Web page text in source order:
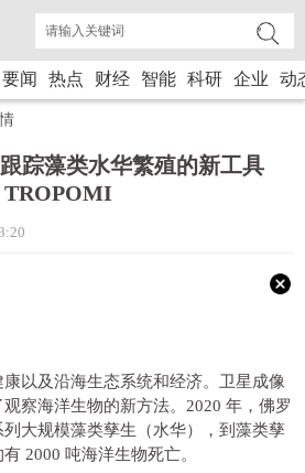
要闻 热点 财经 智能 科研 企业 动
踪藻类水华繁殖的新工具
TROPOMI
以及沿海生态系统和经济。卫星成像
察海洋生物的新方法。2020 年，佛罗
大规模藻类孳生（水华），到藻类孳
2000 吨海洋生物死亡。